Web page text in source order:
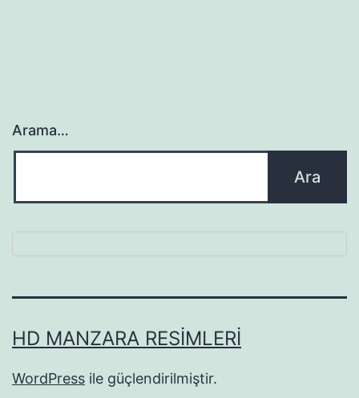
Arama…
HD MANZARA RESIMLERI
WordPress ile güçlendirilmiştir.